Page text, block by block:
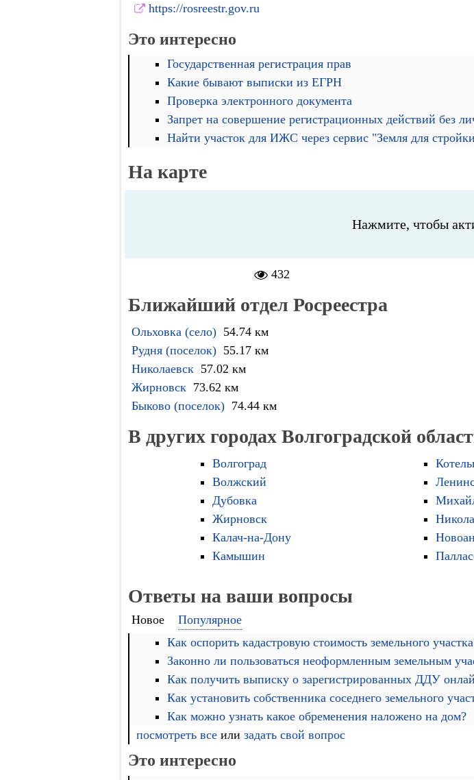
https://rosreestr.gov.ru
Это интересно
Государственная регистрация прав
Какие бывают выписки из ЕГРН
Проверка электронного документа
Запрет на совершение регистрационных действий без
Найти участок для ИЖС через сервис "Земля для
На карте
Нажмите, чтобы
432
Ближайший отдел Росреестра
Ольховка (село) 54.74 км
Рудня (поселок) 55.17 км
Николаевск 57.02 км
Жирновск 73.62 км
Быково (поселок) 74.44 км
В других городах Волгоградской
Волгоград
Волжский
Дубовка
Жирновск
Калач-на-Дону
Камышин
Ответы на ваши вопросы
Новое
Популярное
Как оспорить кадастровую стоимость земельного
Законно ли пользоваться неоформленным земельным
Как получить выписку о зарегистрированных ДДУ
Как установить собственника соседнего земельного
Как можно узнать какое обременения наложено на дом?
посмотреть все или задать свой вопрос
Это интересно